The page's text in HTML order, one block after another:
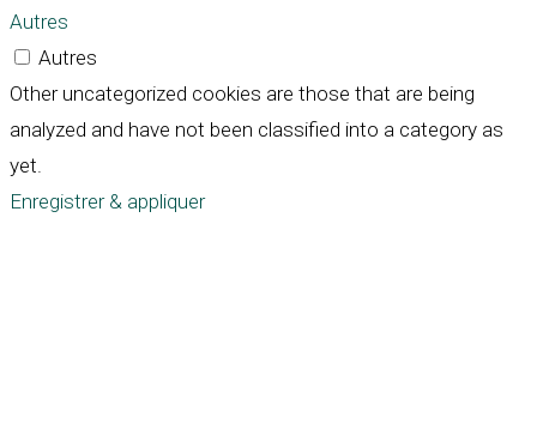
Autres
Autres
Other uncategorized cookies are those that are being
analyzed and have not been classified into a category as
yet.
Enregistrer & appliquer